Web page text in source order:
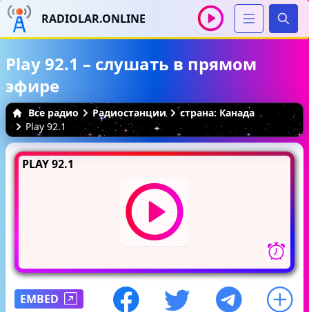
RADIOLAR.ONLINE
Play 92.1 – слушать в прямом
эфире
Все радио Радиостанции
страна: Канада
Play 92.1
PLAY 92.1
EMBED